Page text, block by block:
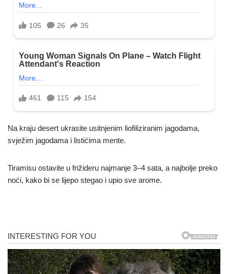
Na kraju desert ukrasite usitnjenim liofiliziranim jagodama,
svježim jagodama i listićima mente.
Tiramisu ostavite u frižideru najmanje 3–4 sata, a najbolje preko
noći, kako bi se lijepo stegao i upio sve arome.